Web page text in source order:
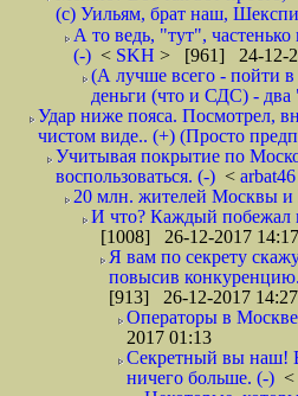
(с) Уильям, брат наш,
А то ведь, "тут",
(-) < SKH > [961] 24-12-
(А лучше всего - пойти
деньги (что и СДС) - два
Удар ниже пояса. Посмотрел,
чистом виде.. (+) (Просто
Учитывая покрытие по
воспользоваться. (-) < arbat46
20 млн. жителей Москвы и
И что? Каждый побежал
[1008] 26-12-2017 14:17
Я вам по секрету
повысив
[913] 26-12-2017 14:27
Операторы в Москве
2017 01:13
Секретный вы наш!
ничего больше. (-) <